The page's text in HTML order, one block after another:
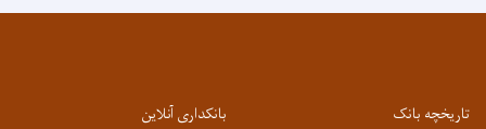
تاریخچه بانک
بانکداری آنلاین